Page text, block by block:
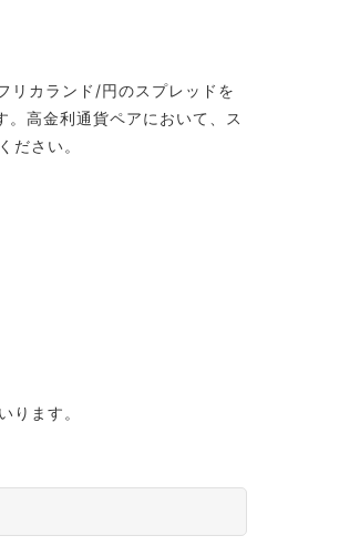
リカランド/円のスプレッドを
高金利通貨ペアにおいて、ス
ださい。
ります。